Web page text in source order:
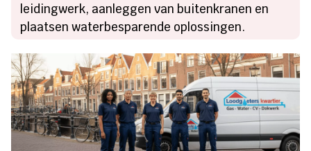
leidingwerk, aanleggen van buitenkranen en
plaatsen waterbesparende oplossingen.